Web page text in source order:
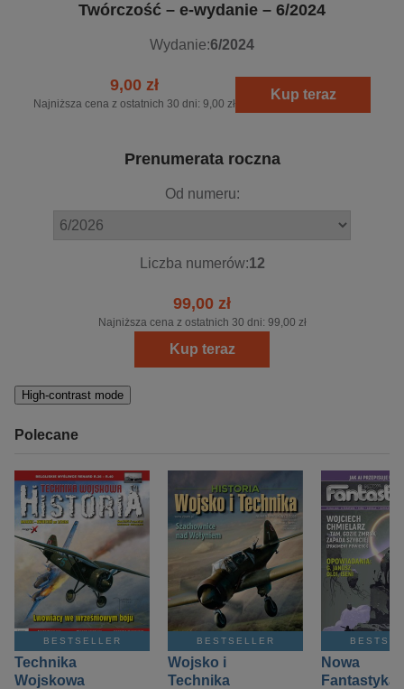
Twórczość – e-wydanie – 6/2024
Wydanie:6/2024
9,00 zł
Najniższa cena z ostatnich 30 dni: 9,00 zł
Kup teraz
Prenumerata roczna
Od numeru:
Liczba numerów:12
99,00 zł
Najniższa cena z ostatnich 30 dni: 99,00 zł
Kup teraz
High-contrast mode
Polecane
BESTSELLER
Technika
Wojskowa
BESTSELLER
Wojsko i
Technika
Nowa
Fantastyka